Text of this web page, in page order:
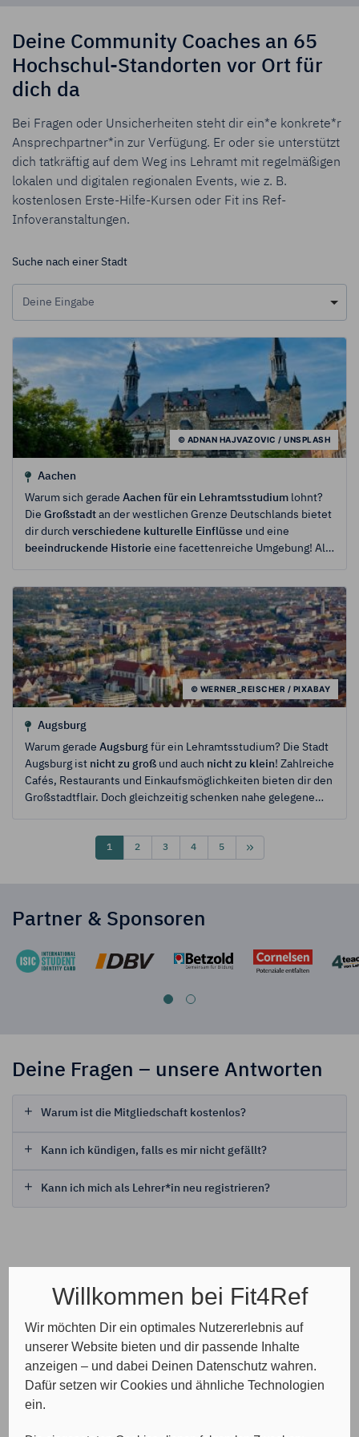
Willkommen bei Fit4Ref
Wir möchten Dir ein optimales Nutzererlebnis auf
unserer Website bieten und dir passende Inhalte
anzeigen – und dabei Deinen Datenschutz wahren.
Dafür setzen wir Cookies und ähnliche Technologien
ein.
Deine Community Coaches an 65
Hochschul-Standorten vor Ort für
dich da
Bei Fragen oder Unsicherheiten steht dir ein*e konkrete*r
Ansprechpartner*in zur Verfügung. Er oder sie unterstützt
dich tatkräftig auf dem Weg ins Lehramt mit regelmäßigen
lokalen und digitalen regionalen Events, wie z. B.
kostenlosen Erste-Hilfe-Kursen oder Fit ins Ref-
Infoveranstaltungen.
Suche nach einer Stadt
Deine Eingabe
© ADNAN HAJVAZOVIC / UNSPLASH
Aachen
Warum sich gerade Aachen für ein Lehramtsstudium lohnt?
Die Großstadt an der westlichen Grenze Deutschlands bietet
dir durch verschiedene kulturelle Einflüsse und eine
beeindruckende Historie eine facettenreiche Umgebung! Als
eine Großstadt! Informiere dich hier über das
Lehramtsstudium in Aachen, die Hochschule und über deine
Fit4Ref Community, die dir zu Beginn deines Studiums viele
Vorteilebietet.
© WERNER_REISCHER / PIXABAY
Augsburg
Warum gerade Augsburg für ein Lehramtsstudium? Die Stadt
Augsburg ist nicht zu groß und auch nicht zu klein! Zahlreiche
Cafés, Restaurants und Einkaufsmöglichkeiten bieten dir den
Großstadtflair. Doch gleichzeitig schenken nahe gelegene
und verleihen der Stadt ihren gemütlichen Charme.
Vorteilebietet.
1 2 3 4 5
Partner & Sponsoren
Deine Fragen – unsere Antworten
Warum ist die Mitgliedschaft kostenlos?
Kann ich kündigen, falls es mir nicht gefällt?
Kann ich mich als Lehrer*in neu registrieren?